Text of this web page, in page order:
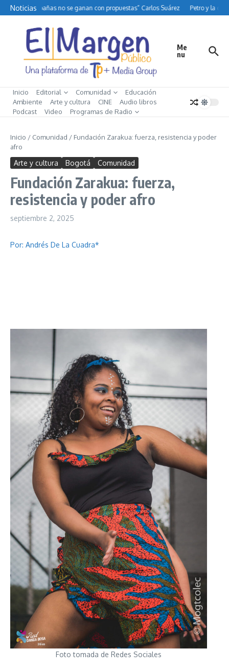
Saltar al contenido
Noticias
“Las campañas no se ganan con propuestas” Carlos Suárez Petro y la
Me
nu
Inicio Editorial Comunidad
Educación
Ambiente
Arte y cultura CINE
Audio libros
Podcast
Video Programas de Radio
Inicio / Comunidad / Fundación Zarakua: fuerza, resistencia y poder
afro
Arte y cultura Bogotá Comunidad
Fundación Zarakua: fuerza,
resistencia y poder afro
septiembre 2, 2025
Por: Andrés De La Cuadra*
Foto tomada de Redes Sociales